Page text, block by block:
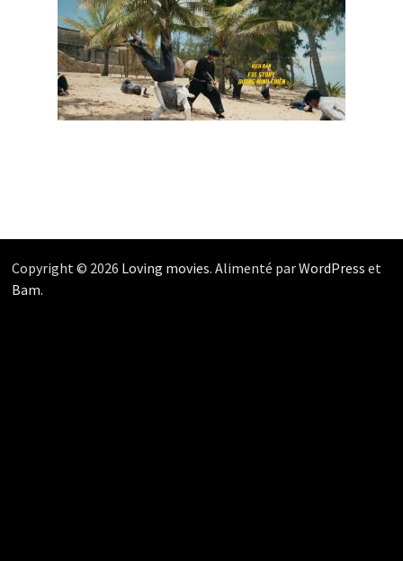
Copyright © 2026 Loving movies. Alimenté parWordPress et
Bam.